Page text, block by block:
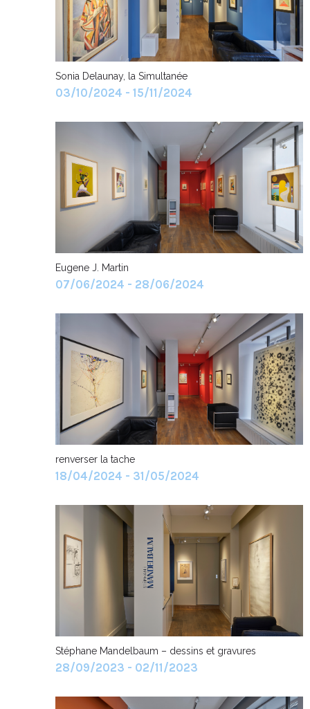
Sonia Delaunay, la Simultanée
03/10/2024 - 15/11/2024
Eugene J. Martin
07/06/2024 - 28/06/2024
renverser la tache
18/04/2024 - 31/05/2024
Stéphane Mandelbaum – dessins et gravures
28/09/2023 - 02/11/2023